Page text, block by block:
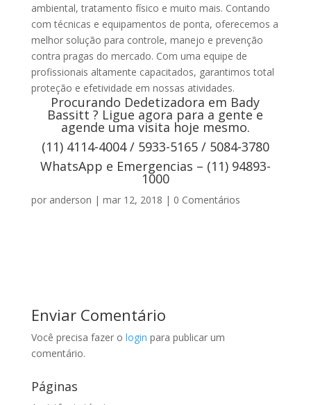
ambiental, tratamento físico e muito mais. Contando
com técnicas e equipamentos de ponta, oferecemos a
melhor solução para controle, manejo e prevenção
contra pragas do mercado. Com uma equipe de
profissionais altamente capacitados, garantimos total
proteção e efetividade em nossas atividades.
Procurando Dedetizadora em Bady
Bassitt ? Ligue agora para a gente e
agende uma visita hoje mesmo.
(11) 4114-4004 / 5933-5165 / 5084-3780
WhatsApp e Emergencias – (11) 94893-
1000
por anderson | mar 12, 2018 | 0 Comentários
Enviar Comentário
Você precisa fazer o login para publicar um
comentário.
Páginas